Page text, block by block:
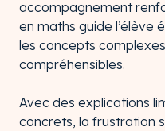
accompagnement
en maths guide l’élève
les concepts
compréhensibles.
Avec des explications
concrets, la frustration